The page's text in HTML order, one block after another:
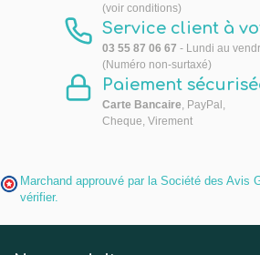
(voir conditions)
Service client à
03 55 87 06 67 - Lundi au
(Numéro non-surtaxé)
Paiement
Carte Bancaire, PayPal,
Cheque, Virement
Marchand approuvé par la Société des Avis
vérifier.